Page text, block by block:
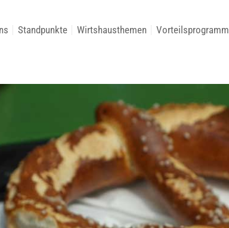
Standpunkte Wirtshausthemen Vorteilsprogramm